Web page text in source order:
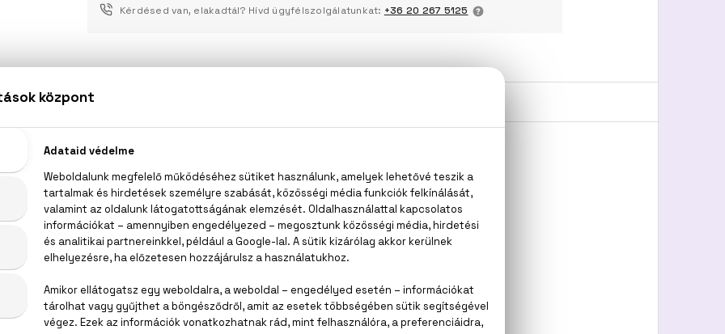
Kérdésed van, elakadtál? Hívd ügyfélszolgálatunkat: +36 20 267 5125
LEÍRÁS
Burberry Mr. Burberry Eau De Toilette
tárkony, nyírfalevél, szerecsendió, cédrus, szantálfa, guajakfa, vetiver